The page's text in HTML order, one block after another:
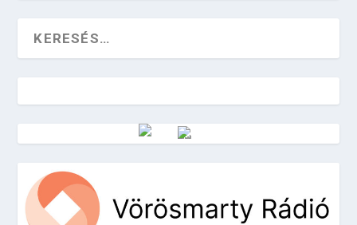
Vörösmarty Rádió